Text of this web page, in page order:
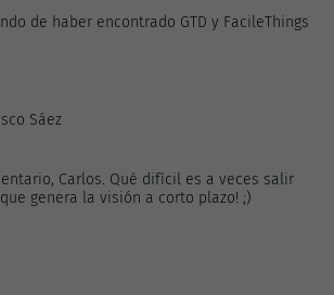
de haber encontrado GTD y FacileThings
Sáez
Carlos. Qué difícil es a veces salir
genera la visión a corto plazo! ;)